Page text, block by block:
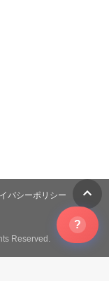
バシーポリシー
Reserved.
?